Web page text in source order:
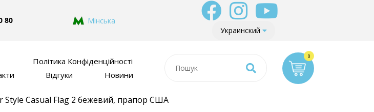
80
Мінська
Украинский
Політика Конфіденційності
Відгуки Новини
Style Casual Flag 2 бежевий, прапор США